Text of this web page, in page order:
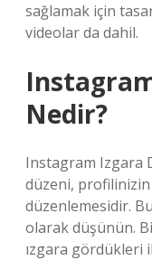
sağlamak için
videolar da dahil.
Nedir?
Instagram Izgara
düzeni,
düzenlemesidir.
olarak düşünün.
ızgara gördükleri